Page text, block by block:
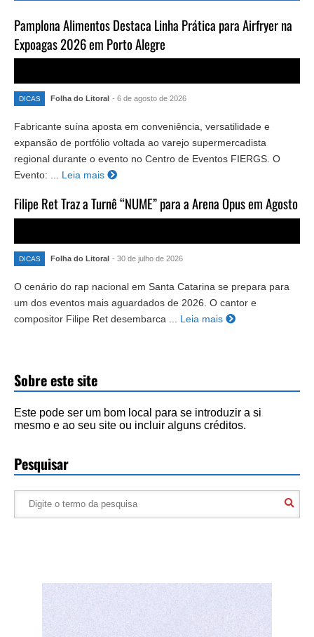
Pamplona Alimentos Destaca Linha Prática para Airfryer na
Expoagas 2026 em Porto Alegre
DICAS Folha do Litoral - 6 de agosto de 2026
Fabricante suína aposta em conveniência, versatilidade e
expansão de portfólio voltada ao varejo supermercadista
regional durante o evento no Centro de Eventos FIERGS. O
Evento: ... Leia mais
Filipe Ret Traz a Turnê “NUME” para a Arena Opus em Agosto
DICAS Folha do Litoral - 30 de julho de 2026
O cenário do rap nacional em Santa Catarina se prepara para
um dos eventos mais aguardados de 2026. O cantor e
compositor Filipe Ret desembarca ...
Leia mais
Sobre este site
Este pode ser um bom local para se introduzir a si
mesmo e ao seu site ou incluir alguns créditos.
Pesquisar